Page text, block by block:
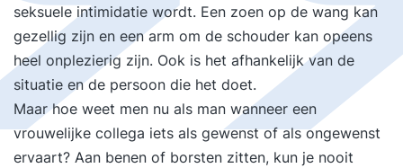
seksuele intimidatie wordt. Een zoen op de wang kan
gezellig zijn en een arm om de schouder kan opeens
heel onplezierig zijn. Ook is het afhankelijk van de
situatie en de persoon die het doet.
Maar hoe weet men nu als man wanneer een
vrouwelijke collega iets als gewenst of als ongewenst
ervaart? Aan benen of borsten zitten, kun je nooit